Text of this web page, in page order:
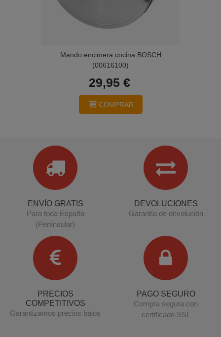
Mando encimera cocina BOSCH
(00616100)
29,95 €
COMPRAR
ENVÍO GRATIS
Para toda España
(Penínsular)
DEVOLUCIONES
Garantía de devolución
PRECIOS
COMPETITIVOS
Garantizamos precios bajos
PAGO SEGURO
Compra segura con
certificado SSL